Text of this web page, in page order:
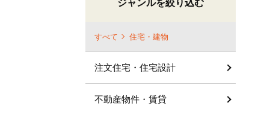
ジャンルを絞り込む
すべて 住宅・建物
注文住宅・住宅設計
不動産物件・賃貸